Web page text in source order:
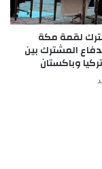
لقمة مكة
المشترك بين
وباكستان